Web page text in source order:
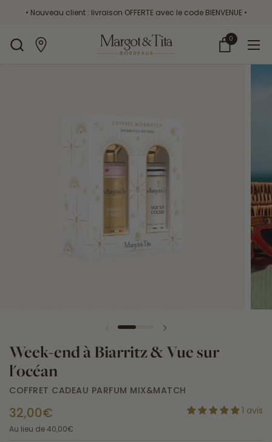
• Nouveau client : livraison OFFERTE avec le code BIENVENUE •
Ouvrir le
0
Week-end à Biarritz & Vue sur
l'océan
COFFRET CADEAU PARFUM MIX&MATCH
32,00€
Au lieu de40,00€
1 avis